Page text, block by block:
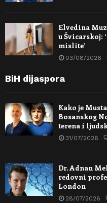
Elvedina
u Švicarskoj:
mislite’
03/08/2026
BiH dijaspora
Kako je
Bosanskog
terena i
31/07/2026
Dr. Adnan
redovni
London
28/07/2026